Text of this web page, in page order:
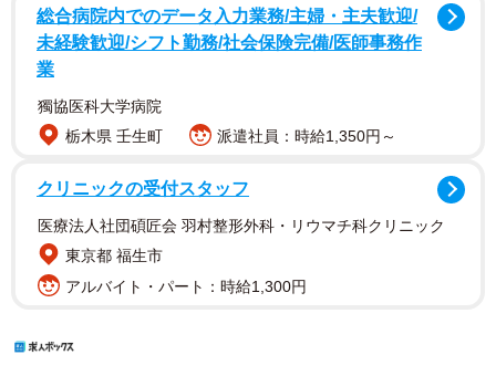
総合病院内でのデータ入力業務/主婦・主夫歓迎/
未経験歓迎/シフト勤務/社会保険完備/医師事務作
業
獨協医科大学病院
栃木県 壬生町
派遣社員：時給1,350円～
クリニックの受付スタッフ
医療法人社団碩匠会 羽村整形外科・リウマチ科クリニック
東京都 福生市
アルバイト・パート：時給1,300円